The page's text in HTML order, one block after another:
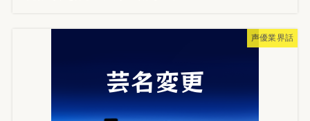
声優業界話